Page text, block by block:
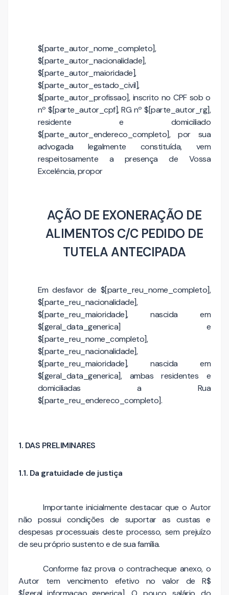
$[parte_autor_nome_completo],
$[parte_autor_nacionalidade],
$[parte_autor_maioridade],
$[parte_autor_estado_civil],
$[parte_autor_profissao], inscrito no CPF sob o
nº $[parte_autor_cpf], RG nº $[parte_autor_rg],
residente e domiciliado
$[parte_autor_endereco_completo], por sua
advogada legalmente constituída, vem
respeitosamente a presença de Vossa
Excelência, propor
AÇÃO DE EXONERAÇÃO DE
ALIMENTOS C/C PEDIDO DE
TUTELA ANTECIPADA
Em desfavor de $[parte_reu_nome_completo],
$[parte_reu_nacionalidade],
$[parte_reu_maioridade], nascida em
$[geral_data_generica] e
$[parte_reu_nome_completo],
$[parte_reu_nacionalidade],
$[parte_reu_maioridade], nascida em
$[geral_data_generica], ambas residentes e
domiciliadas a Rua
$[parte_reu_endereco_completo].
1. DAS PRELIMINARES
1.1. Da gratuidade de justiça
Importante inicialmente destacar que o Autor
não possui condições de suportar as custas e
despesas processuais deste processo, sem prejuízo
de seu próprio sustento e de sua família.
Conforme faz prova o contracheque anexo, o
Autor tem vencimento efetivo no valor de R$